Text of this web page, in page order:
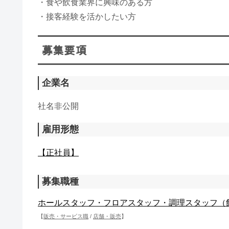
・食や飲食業界に興味のある方
・接客経験を活かしたい方
募集要項
企業名
社名非公開
雇用形態
【正社員】
募集職種
ホールスタッフ・フロアスタッフ・調理スタッフ（
【販売・サービス職 / 店舗・販売】